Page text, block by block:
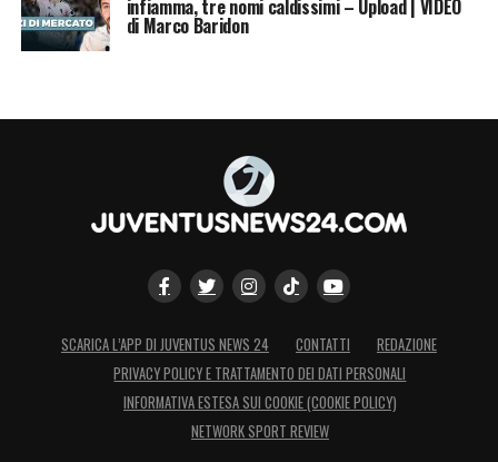
infiamma, tre nomi caldissimi – Upload | VIDEO
di Marco Baridon
SCARICA L’APP DI JUVENTUS NEWS 24 CONTATTI
REDAZIONE
PRIVACY POLICY E TRATTAMENTO DEI DATI PERSONALI
INFORMATIVA ESTESA SUI COOKIE (COOKIE POLICY)
NETWORK SPORT REVIEW